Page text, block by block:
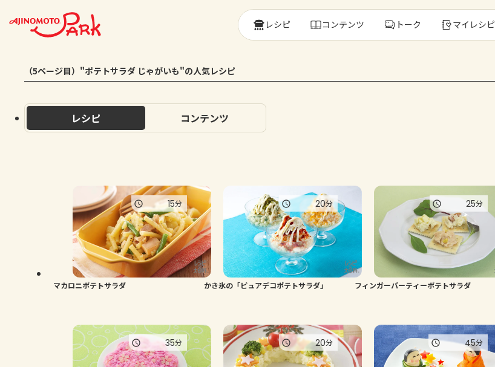
レシピ コンテンツ トーク マイレシピ
（5ページ目）"ポテトサラダ じゃがいも"の人気レシピ
レシピ コンテンツ
マカロニポテトサラダ
15分
かき氷の「ピュアデコポテトサラダ」
20分
フィンガーパーティーポテトサラダ
25分
35分 20分 45分